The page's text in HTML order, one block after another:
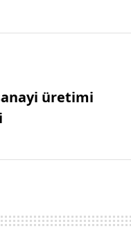
üretimi